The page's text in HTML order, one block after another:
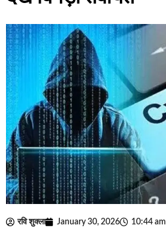
रवि शुक्ला January 30, 2026 10:44 am